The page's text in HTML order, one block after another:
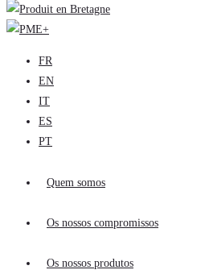
FR
EN
IT
ES
PT
Quem somos
Os nossos compromissos
Os nossos produtos